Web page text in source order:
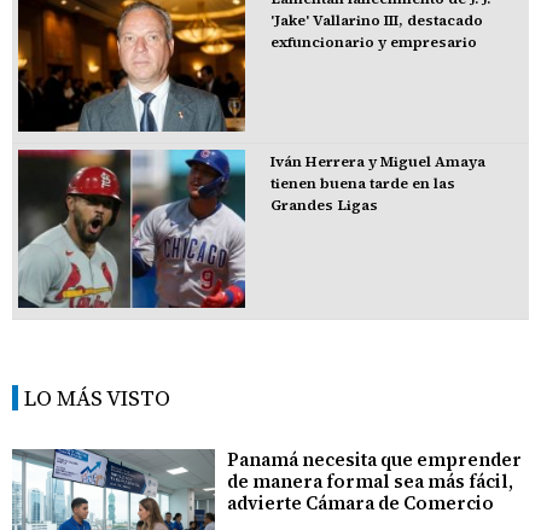
'Jake' Vallarino III, destacado
exfuncionario y empresario
Iván Herrera y Miguel Amaya
tienen buena tarde en las
Grandes Ligas
LO MÁS VISTO
Panamá necesita que emprender
de manera formal sea más fácil,
advierte Cámara de Comercio